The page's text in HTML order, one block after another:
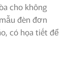
cho không
đèn đơn
có họa tiết để